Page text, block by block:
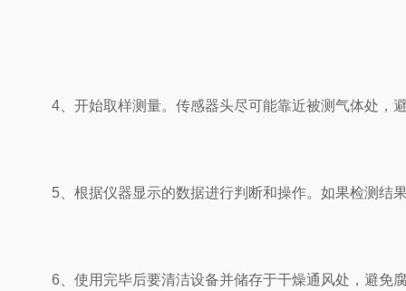
4、开始取样测量。传感器头尽可能靠近被测气体处，避
5、根据仪器显示的数据进行判断和操作。如果检测结
6、使用完毕后要清洁设备并储存于干燥通风处，避免